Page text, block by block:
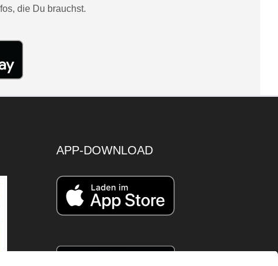
die Du brauchst.
APP-DOWNLOAD